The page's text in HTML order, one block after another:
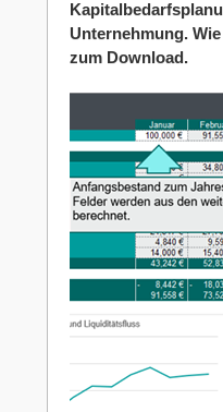
Unternehmung.
zum Download.